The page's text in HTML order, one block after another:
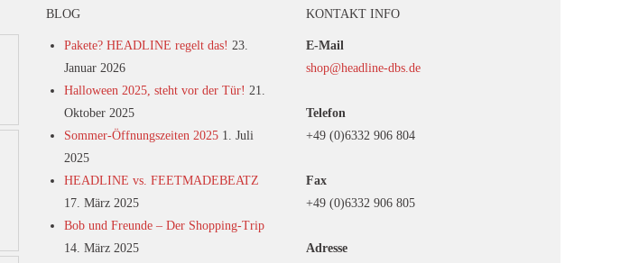
BLOG
Pakete? HEADLINE regelt das! 23.
Januar 2026
Halloween 2025, steht vor der Tür! 21.
Oktober 2025
Sommer-Öffnungszeiten 2025 1. Juli
2025
HEADLINE vs. FEETMADEBEATZ
17. März 2025
Bob und Freunde – Der Shopping-Trip
14. März 2025
KONTAKT INFO
E-Mail
shop@headline-dbs.de
Telefon
+49 (0)6332 906 804
Fax
+49 (0)6332 906 805
Adresse